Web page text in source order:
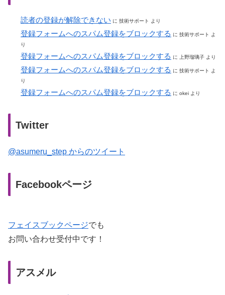
読者の登録が解除できない に 技術サポート より
登録フォームへのスパム登録をブロックする に 技術サポート
よ
り
登録フォームへのスパム登録をブロックする に 上野瑠璃子 より
登録フォームへのスパム登録をブロックする に 技術サポート
よ
り
登録フォームへのスパム登録をブロックする に okei より
Twitter
@asumeru_step からのツイート
Facebookページ
フェイスブックページでも
お問い合わせ受付中です！
アスメル